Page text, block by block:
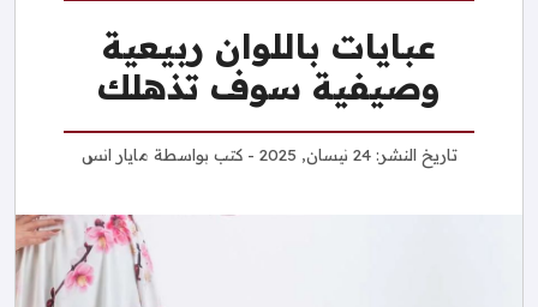
عبايات باللوان ربيعية
وصيفية سوف تذهلك
تاريخ النشر:24 نيسان, 2025 - كتب بواسطة مايار انس